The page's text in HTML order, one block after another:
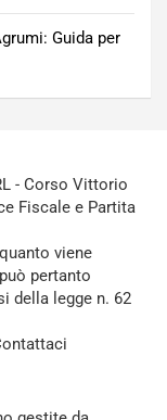
Guida per
- Corso Vittorio
Fiscale e Partita
viene
pertanto
della legge n. 62